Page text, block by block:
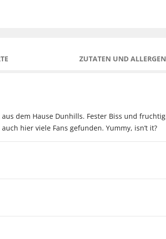
ZUTATEN UND
dem Hause Dunhills. Fester Biss und
hier viele Fans gefunden. Yummy, isn’t it?